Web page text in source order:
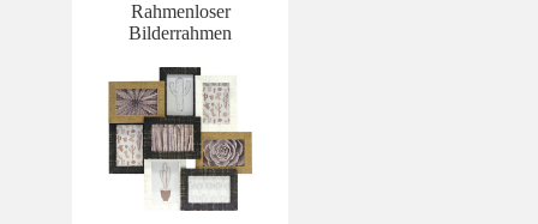
Rahmenloser
Bilderrahmen